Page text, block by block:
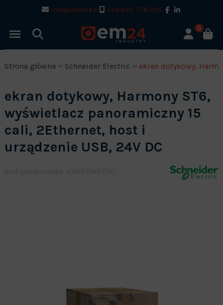
info@oem24.pl +48 683 778 005
0
Strona główna Schneider Electric ekran dotykowy,
ekran dotykowy, Harmony ST6,
wyświetlacz panoramiczny 15
cali, 2Ethernet, host i
urządzenie USB, 24V DC